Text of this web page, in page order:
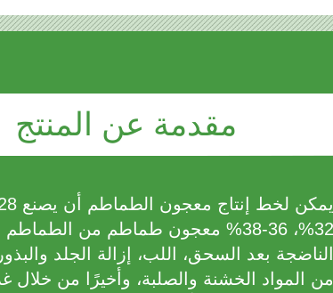
مقدمة عن المنتج
32%، 36-38% معجون طماطم من
الناضجة بعد السحق، اللب، إزالة الجلد
من المواد الخشنة والصلبة، وأخيرًا من خلال